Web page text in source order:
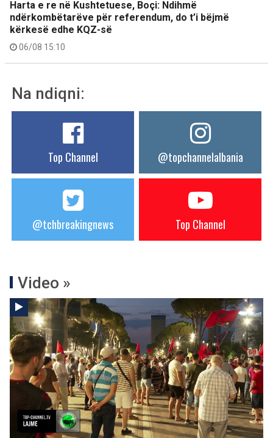
Harta e re në Kushtetuese, Boçi: Ndihmë
ndërkombëtarëve për referendum, do t’i bëjmë
kërkesë edhe KQZ-së
06/08 15:10
Na ndiqni:
Top Channel @topchannelalbania
@tchbreakingnews Top Channel
Video »